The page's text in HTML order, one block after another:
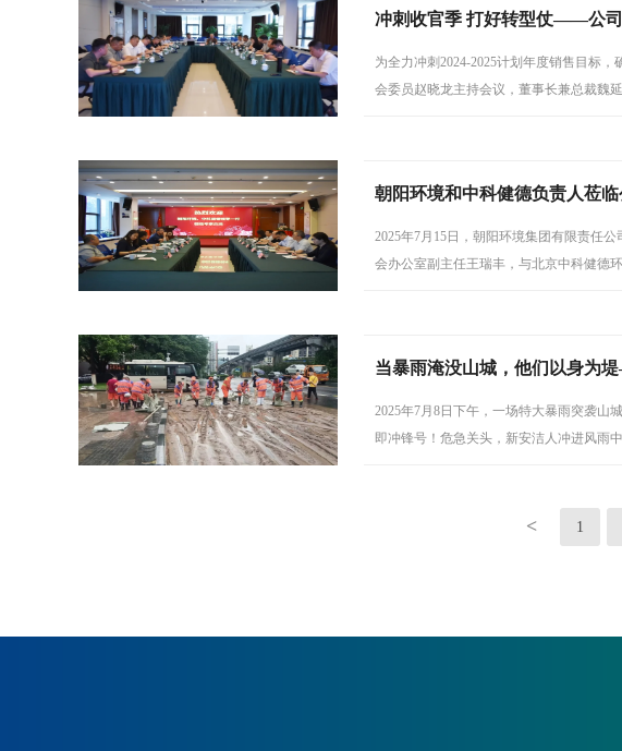
冲刺收官季 打好转型仗——公
为全力冲刺2024-2025计划年度销售目标
会委员赵晓龙主持会议，董事长兼总裁魏
朝阳环境和中科健德负责人莅
2025年7月15日，朝阳环境集团有限责任
会办公室副主任王瑞丰，与北京中科健德
当暴雨淹没山城，他们以身为
2025年7月8日下午，一场特大暴雨突袭山
即冲锋号！危急关头，新安洁人冲进风雨
< 1